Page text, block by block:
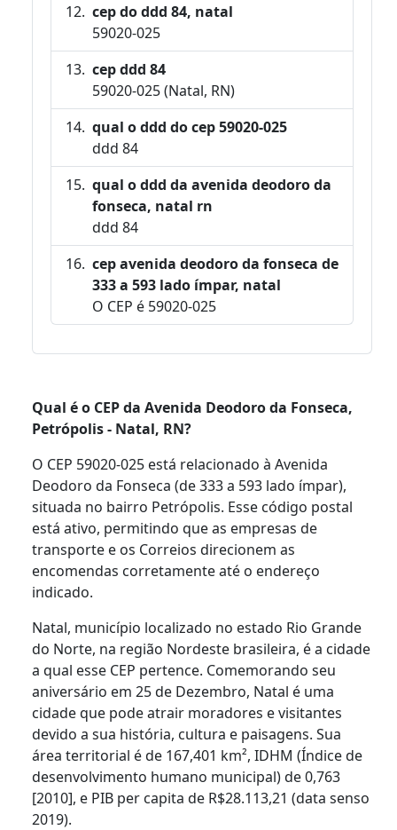
cep do ddd 84, natal
59020-025
cep ddd 84
59020-025 (Natal, RN)
qual o ddd do cep 59020-025
ddd 84
qual o ddd da avenida deodoro da
fonseca, natal rn
ddd 84
cep avenida deodoro da fonseca de
333 a 593 lado ímpar, natal
O CEP é 59020-025
Qual é o CEP da Avenida Deodoro da Fonseca,
Petrópolis - Natal, RN?
O CEP 59020-025 está relacionado à Avenida
Deodoro da Fonseca (de 333 a 593 lado ímpar),
situada no bairro Petrópolis. Esse código postal
está ativo, permitindo que as empresas de
transporte e os Correios direcionem as
encomendas corretamente até o endereço
indicado.
Natal, município localizado no estado Rio Grande
do Norte, na região Nordeste brasileira, é a cidade
a qual esse CEP pertence. Comemorando seu
aniversário em 25 de Dezembro, Natal é uma
cidade que pode atrair moradores e visitantes
devido a sua história, cultura e paisagens. Sua
área territorial é de 167,401 km², IDHM (Índice de
desenvolvimento humano municipal) de 0,763
[2010], e PIB per capita de R$28.113,21 (data senso
2019).